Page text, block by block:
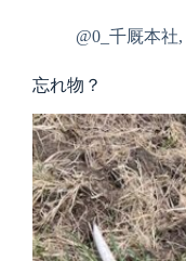
@0_千厩本社,
忘れ物？